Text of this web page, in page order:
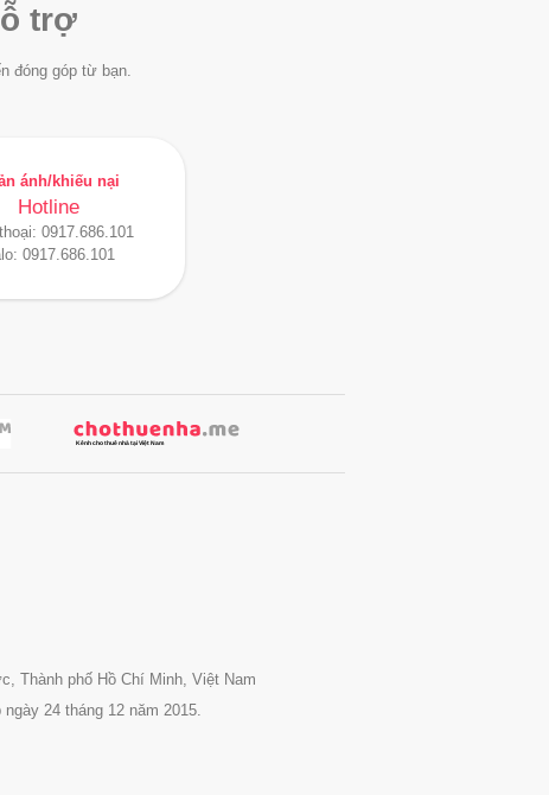
trợ
đóng góp từ bạn.
ánh/khiếu nại
Hotline
0917.686.101
0917.686.101
Thành phố Hồ Chí Minh, Việt Nam
24 tháng 12 năm 2015.